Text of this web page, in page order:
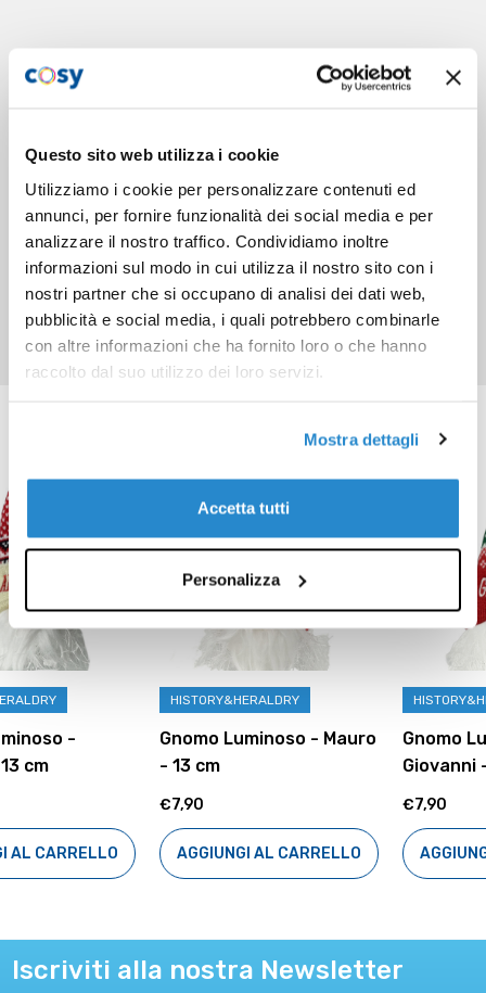
Questo sito web utilizza i cookie
Utilizziamo i cookie per personalizzare contenuti ed
annunci, per fornire funzionalità dei social media e per
analizzare il nostro traffico. Condividiamo inoltre
informazioni sul modo in cui utilizza il nostro sito con i
nostri partner che si occupano di analisi dei dati web,
pubblicità e social media, i quali potrebbero combinarle
con altre informazioni che ha fornito loro o che hanno
raccolto dal suo utilizzo dei loro servizi.
Mostra dettagli
Accetta tutti
Personalizza
HISTORY&HERALDRY
Gnomo Luminoso - Mauro
- 13 cm
AGGIUNGI AL CARRELLO
HISTORY&HERALDRY
Gnomo Luminoso -
Giovanni - 13 cm
AGGIUNGI AL CARRELLO
Iscriviti alla nostra Newsletter